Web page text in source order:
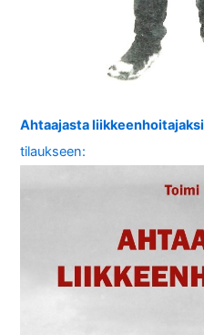
Ahtaajasta liikkeenhoitajaksi
tilaukseen: